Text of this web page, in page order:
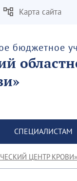
Карта сайта
бюджетное
СПЕЦИАЛИСТАМ
ЦЕНТР КРОВИ»